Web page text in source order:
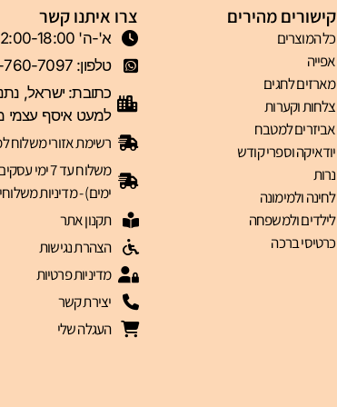
קישורים מהירים
כל המוצרים
אפייה
מארזים לחגים
צלחות וקערות
אביזרים למטבח
יודאיקה וספרי קודש
נרות
לחינה ולמימונה
לילדים ולמשפחה
כרטיסי ברכה
צרו איתנו קשר
א'-ה' 12:00-18:00, ו' 10-12
טלפון: 050-760-7097
כתובת: ישראל,
למעט איסף
רשימת אזורי משלוח
ימים) - מדיניות
תקנון אתר
הצהרת נגישות
מדיניות פרטיות
יצירת קשר
העגלה שלי